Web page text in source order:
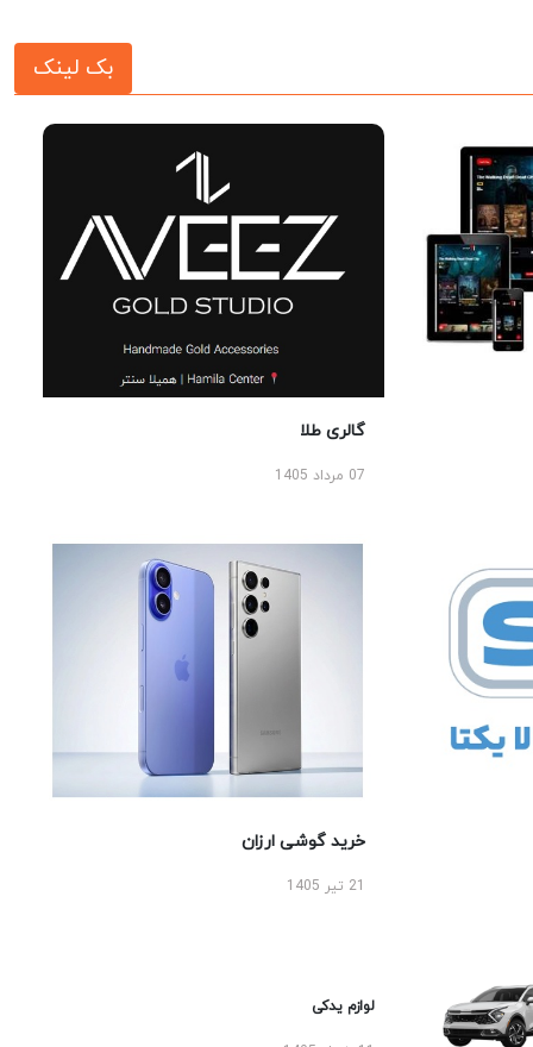
بک لینک
گالری طلا
07 مرداد 1405
خرید گوشی ارزان
لوازم یدکی